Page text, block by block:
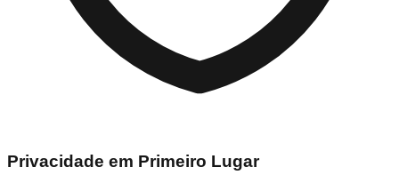
Privacidade em Primeiro Lugar